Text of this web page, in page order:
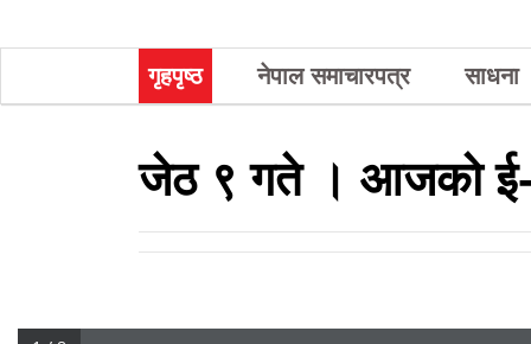
गृहपृष्ठ नेपाल समाचारपत्र साधना
जेठ ९ गते । आजको ई-